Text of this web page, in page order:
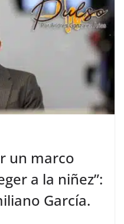
un marco
a la niñez”:
García.